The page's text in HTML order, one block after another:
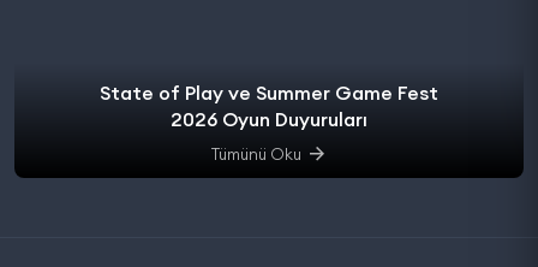
State of Play ve Summer Game Fest
2026 Oyun Duyuruları
Tümünü Oku